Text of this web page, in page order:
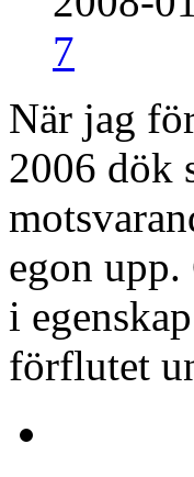
7
När jag
2006 dök
egon
i
förflutet